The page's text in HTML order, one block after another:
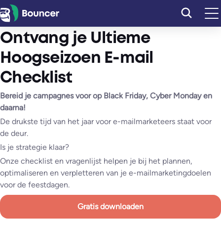
Ga
naar
de
Ontvang je Ultieme
Hoogseizoen E-mail
Checklist
Bereid je campagnes voor op Black Friday, Cyber Monday en
daarna!
De drukste tijd van het jaar voor e-mailmarketeers staat voor
de deur.
Is je strategie klaar?
Onze checklist en vragenlijst helpen je bij het plannen,
optimaliseren en verpletteren van je e-mailmarketingdoelen
voor de feestdagen.
Gratis downloaden